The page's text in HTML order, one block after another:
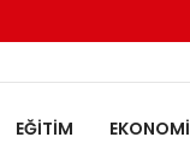
EĞITIM EKONOMI